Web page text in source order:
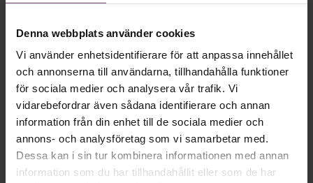
Denna webbplats använder cookies
Vi använder enhetsidentifierare för att anpassa innehållet
och annonserna till användarna, tillhandahålla funktioner
för sociala medier och analysera vår trafik. Vi
vidarebefordrar även sådana identifierare och annan
information från din enhet till de sociala medier och
annons- och analysföretag som vi samarbetar med.
Dessa kan i sin tur kombinera informationen med annan
information som du har tillhandahållit eller som de har
Skriv som en vd med en
app
MVH VD
Kan en app som förvandlar
text till korthugget vd-språk – utan
artighetsfraser, men gärna stavfel – vara
vägen för den som vill nå fram till
toppcheferna?